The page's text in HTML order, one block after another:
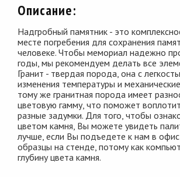
Описание:
Надгробный памятник - это
месте погребения для сохранения
человеке. Чтобы мемориал надежно
годы, мы рекомендуем делать все
Гранит - твердая порода, она с
изменения температуры и
тому же гранитная порода имеет
цветовую гамму, что поможет
разные задумки. Для того, чтобы
цветом камня, Вы можете увидеть
лучше, если Вы подъедете к нам в
образцы на стенде, потому как
глубину цвета камня.